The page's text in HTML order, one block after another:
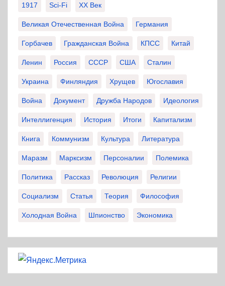
1917 Sci-Fi XX Век
Великая Отечественная Война Германия
Горбачев Гражданская Война КПСС Китай
Ленин Россия СССР США Сталин
Украина Финляндия Хрущев Югославия
Война Документ Дружба Народов Идеология
Интеллигенция История Итоги Капитализм
Книга Коммунизм Культура Литература
Маразм Марксизм Персоналии Полемика
Политика Рассказ Революция Религии
Социализм Статья Теория Философия
Холодная Война Шпионство Экономика